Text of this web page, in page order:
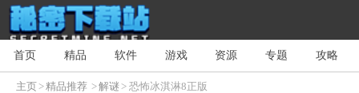
首页 精品 软件 游戏 资源 专题 攻略
主页>精品推荐 >解谜> 恐怖冰淇淋8正版